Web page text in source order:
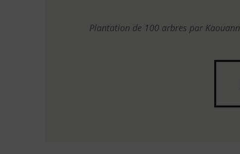
Plantation de 100 arbres par Kaouann